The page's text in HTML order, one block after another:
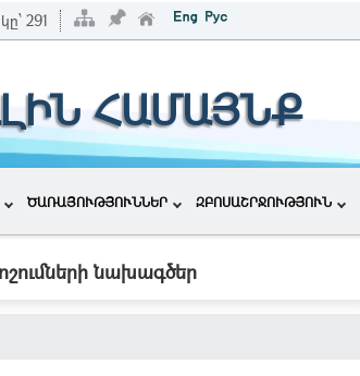
291
ՀԱՄԱՅՆՔ
ԾԱՌԱՅՈՒԹՅՈՒՆՆԵՐ ԶԲՈՍԱՇՐՋՈՒԹՅՈՒՆ
նախագծեր